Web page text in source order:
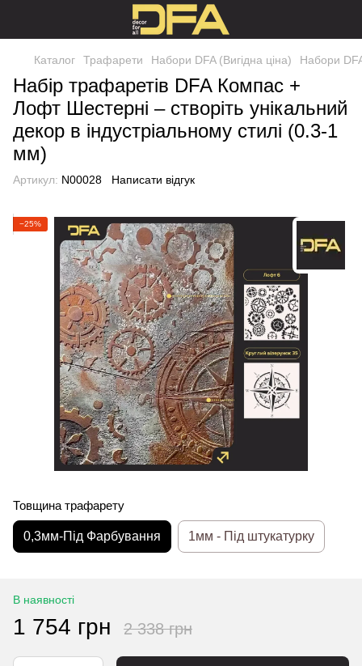
Каталог Трафарети Набори DFA (Вигідна ціна) Набори
Набір трафаретів DFA Компас +
Лофт Шестерні – створіть унікальний
декор в індустріальному стилі (0.3-1
мм)
Артикул: N00028 Написати відгук
−25%
Товщина трафарету
0,3мм-Під Фарбування 1мм - Під штукатурку
В наявності
1 754 грн 2 338 грн